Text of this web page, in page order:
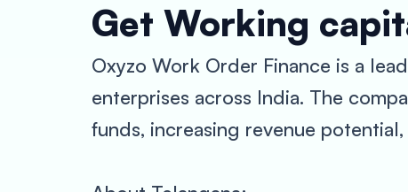
Get Working
Oxyzo Work Order Finance is a
enterprises across India. The
funds, increasing revenue